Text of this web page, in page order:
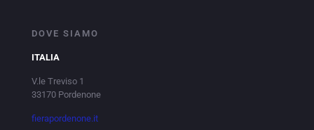
DOVE SIAMO
ITALIA
V.le Treviso 1
33170 Pordenone
fierapordenone.it